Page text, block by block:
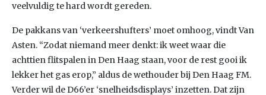
veelvuldig te hard wordt gereden.
De pakkans van ‘verkeershufters’ moet omhoog, vindt Van
Asten. “Zodat niemand meer denkt: ik weet waar die
achttien flitspalen in Den Haag staan, voor de rest gooi ik
lekker het gas erop,” aldus de wethouder bij Den Haag FM.
Verder wil de D66’er ‘snelheidsdisplays’ inzetten. Dat zijn